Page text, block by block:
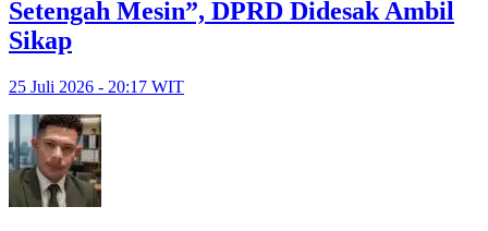
Setengah Mesin”, DPRD Didesak Ambil
Sikap
25 Juli 2026 - 20:17 WIT